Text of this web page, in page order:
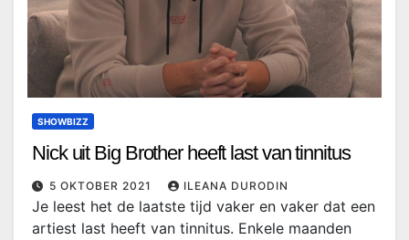
SHOWBIZZ
Nick uit Big Brother heeft last van tinnitus
5 OKTOBER 2021 ILEANA DURODIN
Je leest het de laatste tijd vaker en vaker dat een
artiest last heeft van tinnitus. Enkele maanden